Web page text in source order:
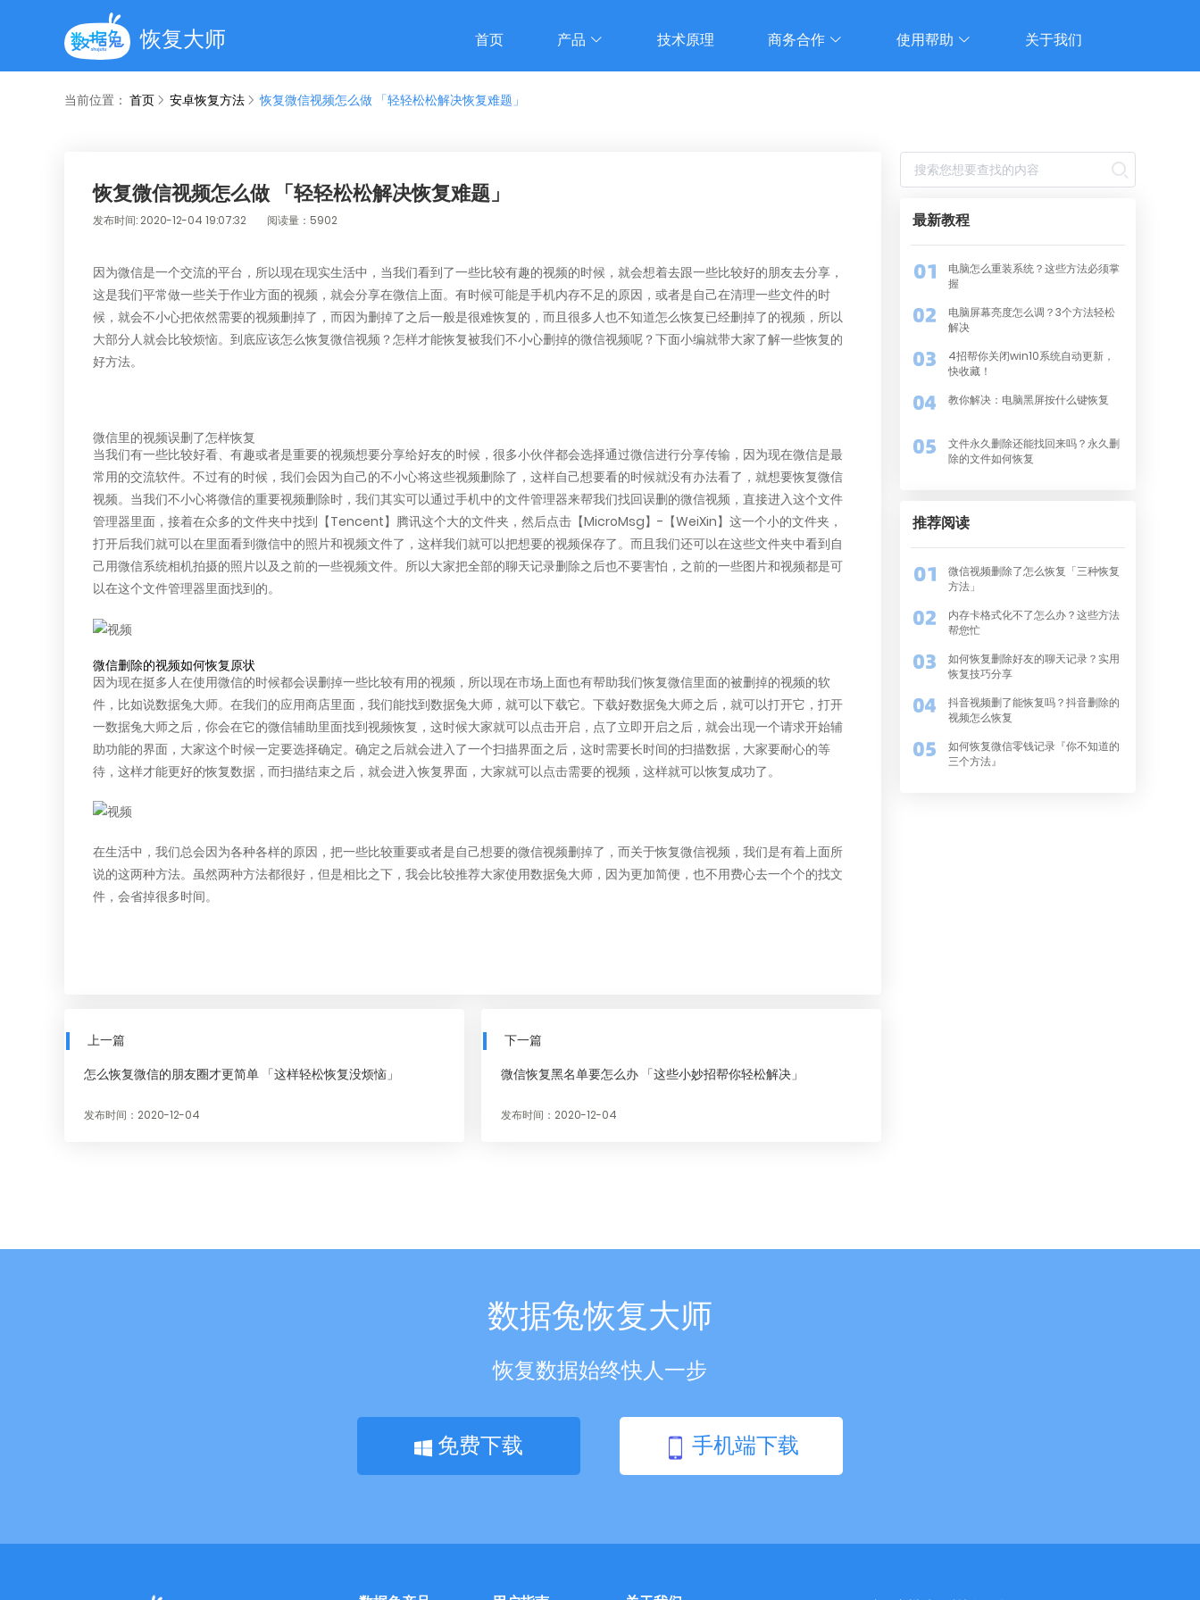
恢复大师 首页 产品 技术原理 商务合作 使用帮助 关于我们
当前位置： 首页 安卓恢复方法 恢复微信视频怎么做 「轻轻松松解决恢复难题」
恢复微信视频怎么做 「轻轻松松解决恢复难题」
发布时间: 2020-12-04 19:07:32 阅读量：5902
因为微信是一个交流的平台，所以现在现实生活中，当我们看到了一些比较有趣的视频的时候，就会想着去跟一些比较好的朋友去分享，
这是我们平常做一些关于作业方面的视频，就会分享在微信上面。有时候可能是手机内存不足的原因，或者是自己在清理一些文件的时
候，就会不小心把依然需要的视频删掉了，而因为删掉了之后一般是很难恢复的，而且很多人也不知道怎么恢复已经删掉了的视频，所以
大部分人就会比较烦恼。到底应该怎么恢复微信视频 ？怎样才能恢复被我们不小心删掉的微信视频呢？下面小编就带大家了解一些恢复的
好方法。
微信里的视频误删了怎样恢复
当我们有一些比较好看、有趣或者是重要的视频想要分享给好友的时候，很多小伙伴都会选择通过微信进行分享传输，因为现在微信是最
常用的交流软件。不过有的时候，我们会因为自己的不小心将这些视频删除了，这样自己想要看的时候就没有办法看了，就想要恢复微信
视频。当我们不小心将微信的重要视频删除时，我们其实可以通过手机中的文件管理器来帮我们找回误删的微信视频，直接进入这个文件
管理器里面，接着在众多的文件夹中找到【Tencent】腾讯这个大的文件夹，然后点击【MicroMsg】-【WeiXin】这一个小的文件夹，
打开后我们就可以在里面看到微信中的照片和视频文件了，这样我们就可以把想要的视频保存了。而且我们还可以在这些文件夹中看到自
己用微信系统相机拍摄的照片以及之前的一些视频文件。所以大家把全部的聊天记录删除之后也不要害怕，之前的一些图片和视频都是可
以在这个文件管理器里面找到的。
微信删除的视频如何恢复原状
因为现在挺多人在使用微信的时候都会误删掉一些比较有用的视频，所以现在市场上面也有帮助我们恢复微信里面的被删掉的视频的软
件，比如说数据兔大师。在我们的应用商店里面，我们能找到数据兔大师，就可以下载它。下载好数据兔大师之后，就可以打开它，打开
一数据兔大师之后，你会在它的微信辅助里面找到视频恢复，这时候大家就可以点击开启，点了立即开启之后，就会出现一个请求开始辅
助功能的界面，大家这个时候一定要选择确定。确定之后就会进入了一个扫描界面之后，这时需要长时间的扫描数据，大家要耐心的等
待，这样才能更好的恢复数据，而扫描结束之后，就会进入恢复界面，大家就可以点击需要的视频，这样就可以恢复成功了。
在生活中，我们总会因为各种各样的原因，把一些比较重要或者是自己想要的微信视频删掉了，而关于恢复微信视频 ，我们是有着上面所
说的这两种方法。虽然两种方法都很好，但是相比之下，我会比较推荐大家使用数据兔大师，因为更加简便，也不用费心去一个个的找文
件，会省掉很多时间。
上一篇
怎么恢复微信的朋友圈才更简单 「这样轻松恢复没烦恼」
发布时间：2020-12-04
下一篇
微信恢复黑名单要怎么办 「这些小妙招帮你轻松解决」
发布时间：2020-12-04
最新教程
电脑怎么重装系统？这些方法必须掌
握
电脑屏幕亮度怎么调？3个方法轻松
解决
4招帮你关闭win10系统自动更新，
快收藏！
教你解决：电脑黑屏按什么键恢复
文件永久删除还能找回来吗？永久删
除的文件如何恢复
推荐阅读
微信视频删除了怎么恢复「三种恢复
方法」
内存卡格式化不了怎么办？这些方法
帮您忙
如何恢复删除好友的聊天记录？实用
恢复技巧分享
抖音视频删了能恢复吗？抖音删除的
视频怎么恢复
如何恢复微信零钱记录『你不知道的
三个方法』
数据兔恢复大师
恢复数据始终快人一步
免费下载 手机端下载